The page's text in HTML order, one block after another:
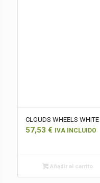
CLOUDS WHEELS WHITE
57,53 € IVA INCLUIDO
Añadir al carrito